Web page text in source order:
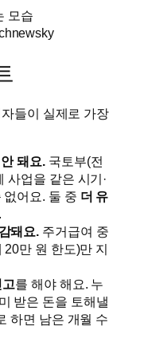
들이 실제로 가장
돼요. 국토부(전
사업을 같은 시기·
없어요. 둘 중 더 유
돼요. 주거급여 중
만 원 한도)만 지
를 해야 해요. 누
받은 돈을 토해낼
하면 남은 개월 수